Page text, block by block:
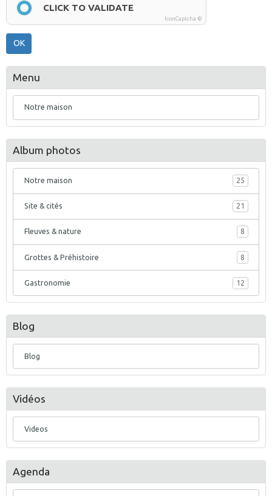
CLICK TO VALIDATE
IconCaptcha ©
OK
Menu
Notre maison
Album photos
Notre maison 25
Site & cités 21
Fleuves & nature 8
Grottes & Préhistoire 8
Gastronomie 12
Blog
Blog
Vidéos
Videos
Agenda